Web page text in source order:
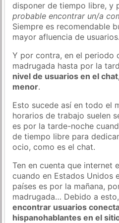
disponer de tiempo libre, y
probable encontrar un/a
Siempre es recomendable
mayor afluencia de usuarios.
Y por contra, en el periodo
madrugada hasta por la
nivel de usuarios en el
menor.
Esto sucede así en todo el
horarios de trabajo suelen
es por la tarde-noche
de tiempo libre para
ocio, como es el chat.
Ten en cuenta que internet
cuando en Estados Unidos
países es por la mañana,
madrugada… Debido a
encontrar usuarios
hispanohablantes en el